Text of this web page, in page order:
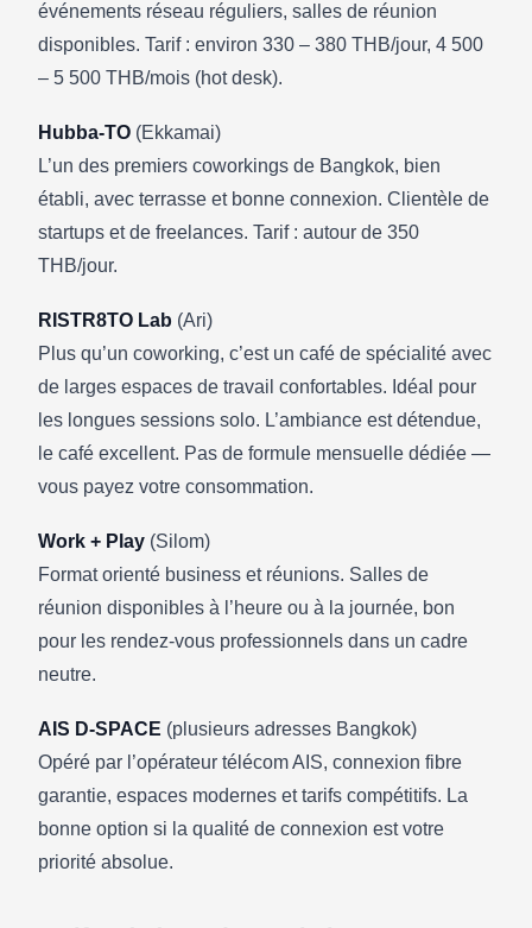
événements réseau réguliers, salles de réunion
disponibles. Tarif : environ 330 – 380 THB/jour, 4 500
– 5 500 THB/mois (hot desk).
Hubba-TO (Ekkamai)
L’un des premiers coworkings de Bangkok, bien
établi, avec terrasse et bonne connexion. Clientèle de
startups et de freelances. Tarif : autour de 350
THB/jour.
RISTR8TO Lab (Ari)
Plus qu’un coworking, c’est un café de spécialité avec
de larges espaces de travail confortables. Idéal pour
les longues sessions solo. L’ambiance est détendue,
le café excellent. Pas de formule mensuelle dédiée —
vous payez votre consommation.
Work + Play (Silom)
Format orienté business et réunions. Salles de
réunion disponibles à l’heure ou à la journée, bon
pour les rendez-vous professionnels dans un cadre
neutre.
AIS D-SPACE (plusieurs adresses Bangkok)
Opéré par l’opérateur télécom AIS, connexion fibre
garantie, espaces modernes et tarifs compétitifs. La
bonne option si la qualité de connexion est votre
priorité absolue.